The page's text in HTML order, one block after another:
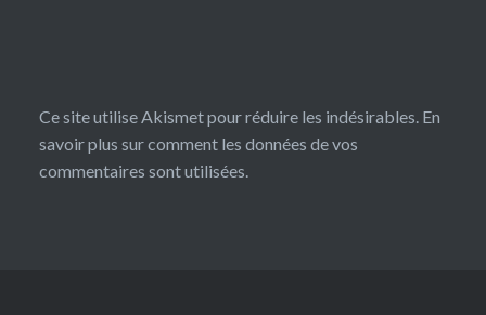
Ce site utilise Akismet pour réduire les indésirables. En
savoir plus sur comment les données de vos
commentaires sont utilisées.